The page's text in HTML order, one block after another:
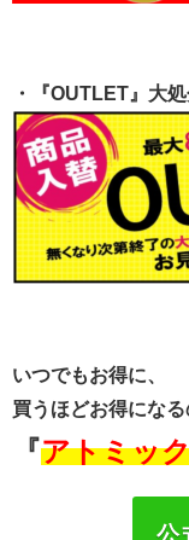
・『OUTLET』大処
いつでもお得に、
買うほどお得になる
『アトミッ
公